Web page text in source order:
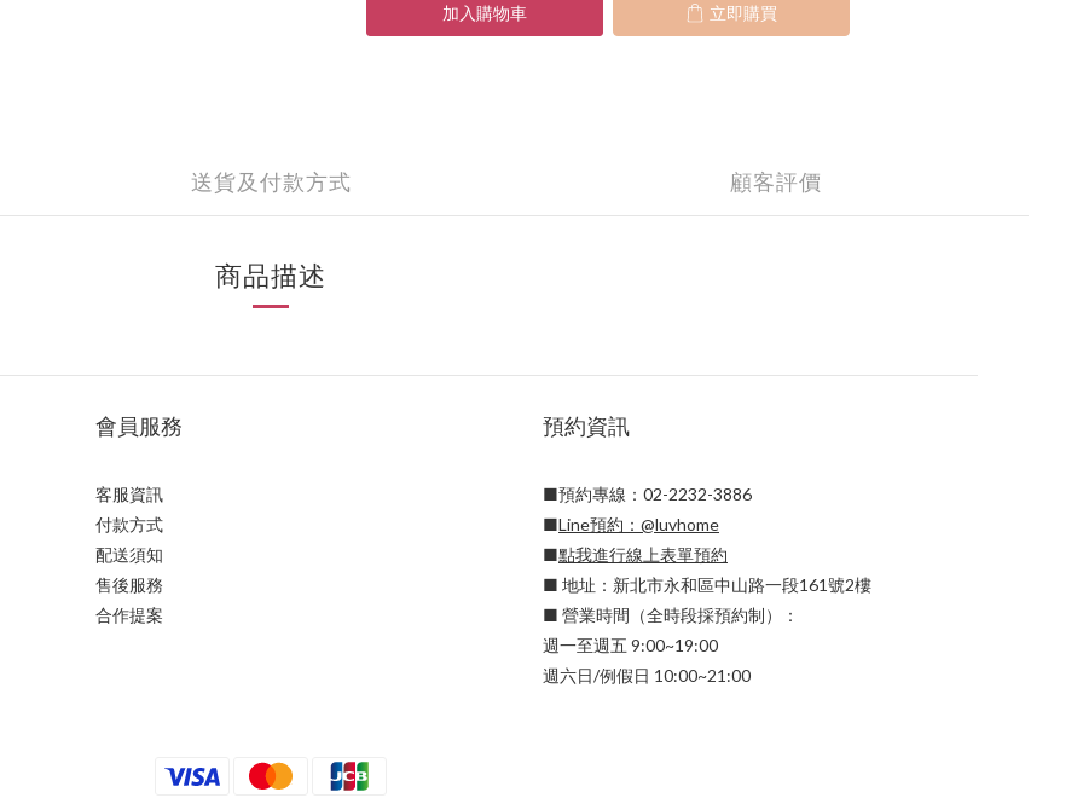
加入購物車 立即購買
送貨及付款方式 顧客評價
商品描述
會員服務
客服資訊
付款方式
配送須知
售後服務
合作提案
預約資訊
■預約專線：02-2232-3886
■Line預約： @luvhome
■點我進行線上表單預約
■ 地址：新北市永和區中山路一段161號2樓
■ 營業時間（全時段採預約制）：
週一至週五 9:00~19:00
週六日/例假日 10:00~21:00